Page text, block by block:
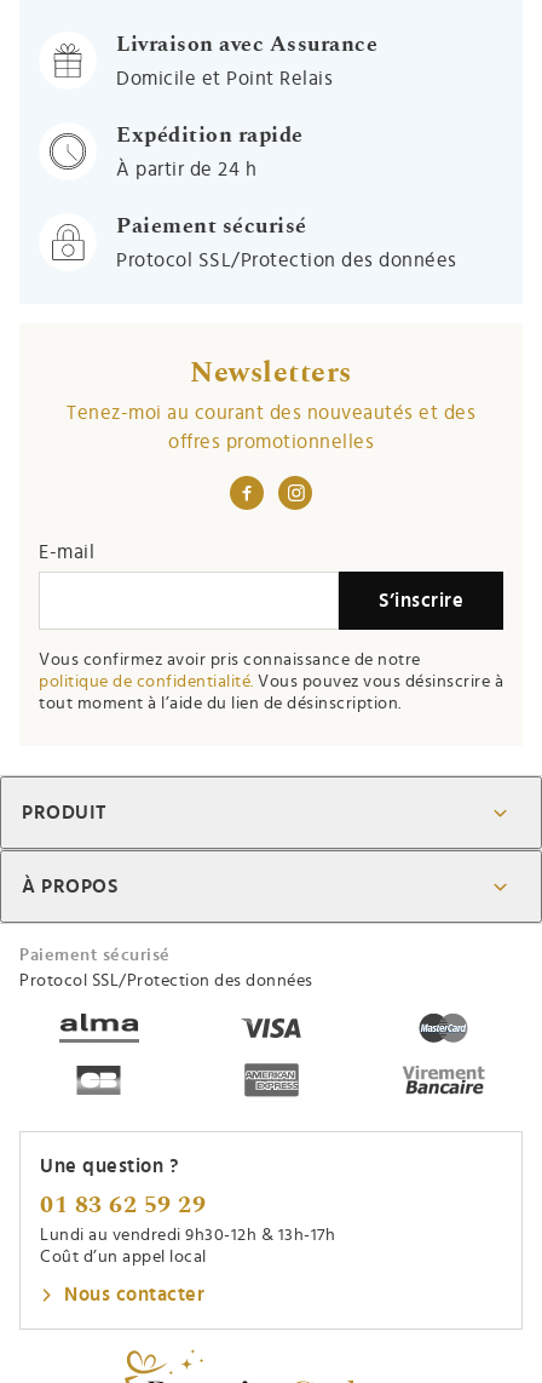
Livraison avec Assurance
Domicile et Point Relais
Expédition rapide
À partir de 24 h
Paiement sécurisé
Protocol SSL/Protection des données
Newsletters
Tenez-moi au courant des nouveautés et des
offres promotionnelles
E-mail
S’inscrire
Vous confirmez avoir pris connaissance de notre
politique de confidentialité. Vous pouvez vous désinscrire à
tout moment à l’aide du lien de désinscription.
PRODUIT
À PROPOS
Paiement sécurisé
Protocol SSL/Protection des données
Une question ?
01 83 62 59 29
Lundi au vendredi 9h30-12h & 13h-17h
Coût d’un appel local
Nous contacter